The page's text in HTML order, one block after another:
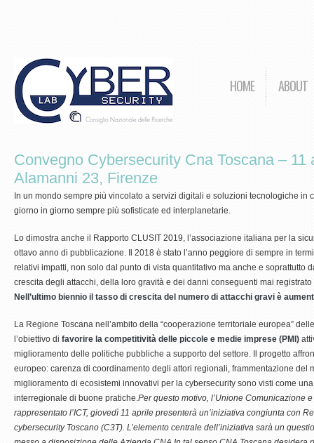
HOME ABOUT
Convegno Cybersecurity Cna Toscana –
Alamanni 23, Firenze
In un mondo sempre più vincolato a servizi digitali e soluzioni tecnologiche in
giorno in giorno sempre più sofisticate ed interplanetarie.
Lo dimostra anche il Rapporto CLUSIT 2019, l’associazione italiana per la
ottavo anno di pubblicazione. Il 2018 è stato l’anno peggiore di sempre in
relativi impatti, non solo dal punto di vista quantitativo ma anche e soprattutto
crescita degli attacchi, della loro gravità e dei danni conseguenti mai
Nell’ultimo biennio il tasso di crescita del numero di attacchi gravi è
La Regione Toscana nell’ambito della “cooperazione territoriale europea”
l’obiettivo di favorire la competitività delle piccole e medie imprese (PMI)
miglioramento delle politiche pubbliche a supporto del settore. Il progetto
europeo: carenza di coordinamento degli attori regionali, frammentazione del
miglioramento di ecosistemi innovativi per la cybersecurity sono visti come
interregionale di buone pratiche.Per questo motivo, l’Unione Comunicazione
rappresentato l’ICT, giovedì 11 aprile presenterà un’iniziativa congiunta con
cybersecurity Toscano (C3T). L’elemento centrale dell’iniziativa sarà un